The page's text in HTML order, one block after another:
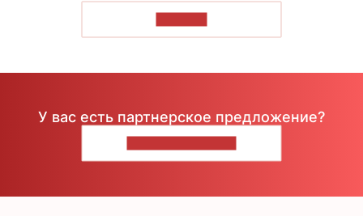
У вас есть партнерское предложение?